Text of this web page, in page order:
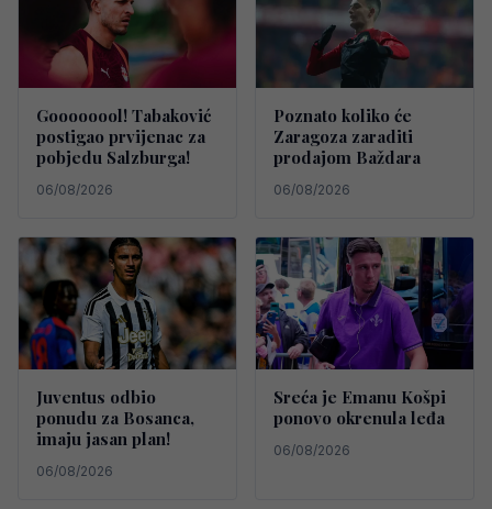
Goooooool! Tabaković
postigao prvijenac za
pobjedu Salzburga!
06/08/2026
Poznato koliko će
Zaragoza zaraditi
prodajom Baždara
06/08/2026
Juventus odbio
ponudu za Bosanca,
imaju jasan plan!
06/08/2026
Sreća je Emanu Košpi
ponovo okrenula leđa
06/08/2026